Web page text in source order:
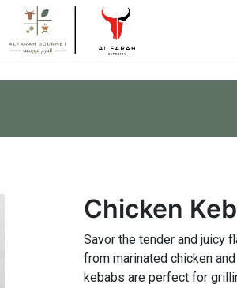
Chicken
Savor the tender and juicy
from marinated chicken
kebabs are perfect for